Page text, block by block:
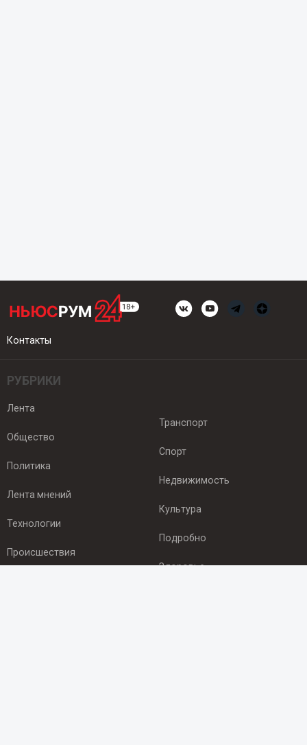
Контакты
РУБРИКИ
Лента
Общество
Политика
Лента мнений
Технологии
Происшествия
Транспорт
Спорт
Недвижимость
Культура
Подробно
Здоровье